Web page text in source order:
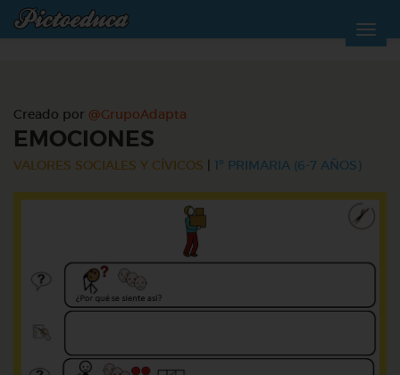
Creado por @GrupoAdapta
EMOCIONES
VALORES SOCIALES Y CÍVICOS 1º PRIMARIA (6-7 AÑOS)